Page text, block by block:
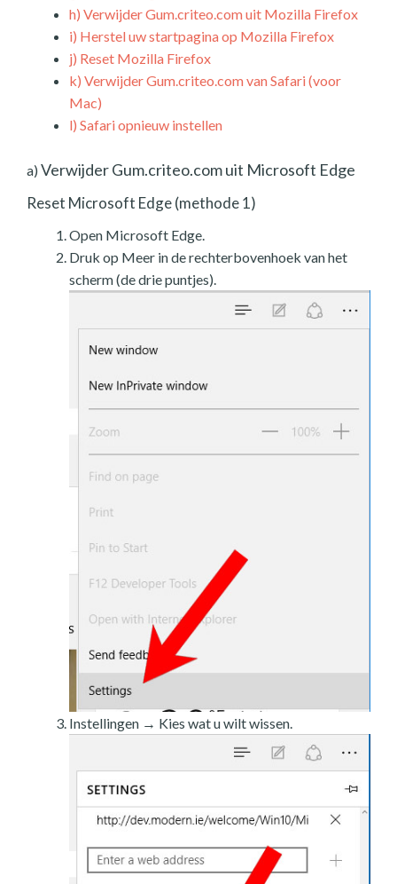
h) Verwijder Gum.criteo.com uit Mozilla Firefox
i) Herstel uw startpagina op Mozilla Firefox
j) Reset Mozilla Firefox
k) Verwijder Gum.criteo.com van Safari (voor
Mac)
l) Safari opnieuw instellen
a) Verwijder Gum.criteo.com uit Microsoft Edge
Reset Microsoft Edge (methode 1)
Open Microsoft Edge.
Druk op Meer in de rechterbovenhoek van het
scherm (de drie puntjes).
Instellingen → Kies wat u wilt wissen.